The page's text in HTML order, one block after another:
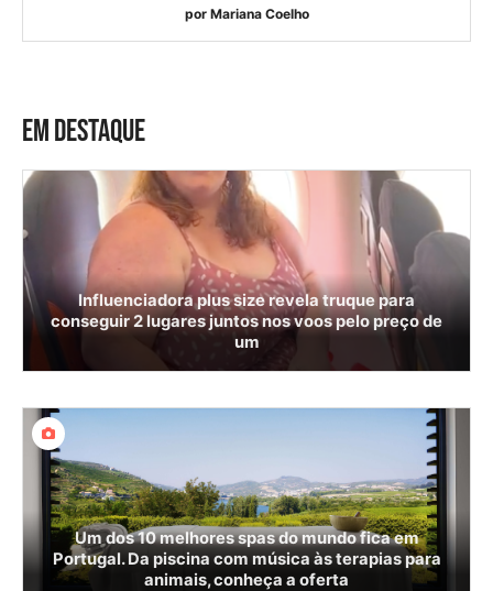
por Mariana Coelho
EM DESTAQUE
Influenciadora plus size revela truque para
conseguir 2 lugares juntos nos voos pelo preço de
um
Um dos 10 melhores spas do mundo fica em
Portugal. Da piscina com música às terapias para
animais, conheça a oferta